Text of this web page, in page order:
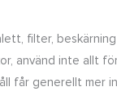
filter,
använd inte allt
får generellt mer